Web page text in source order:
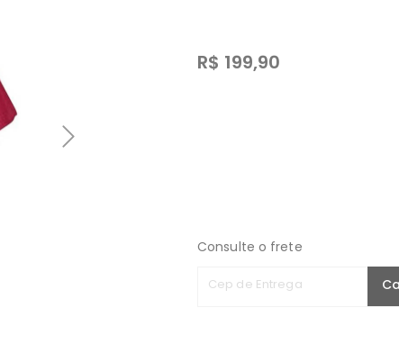
R$ 199,90
Consulte o frete
Cep de Entrega